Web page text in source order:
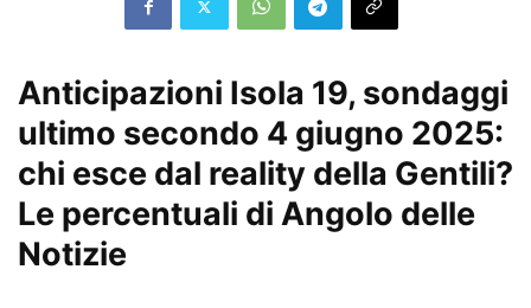
Anticipazioni Isola 19, sondaggi
ultimo secondo 4 giugno 2025:
chi esce dal reality della Gentili?
Le percentuali di Angolo delle
Notizie